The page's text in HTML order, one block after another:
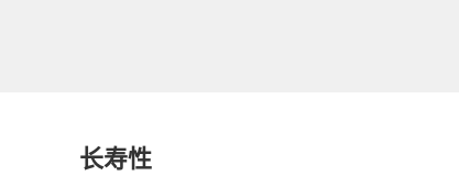
长寿性